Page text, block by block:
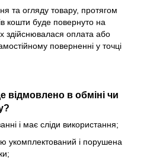
та огляду товару, протягом
кошти буде повернуто на
здійснювалася оплата або
поверненні у точці
відмовлено в обміні чи
і має сліди використання;
укомплектований і порушена